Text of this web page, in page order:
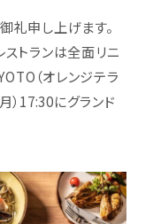
礼申し上げます。
トランは全面リニ
（オレンジテラ
）17:30にグランド